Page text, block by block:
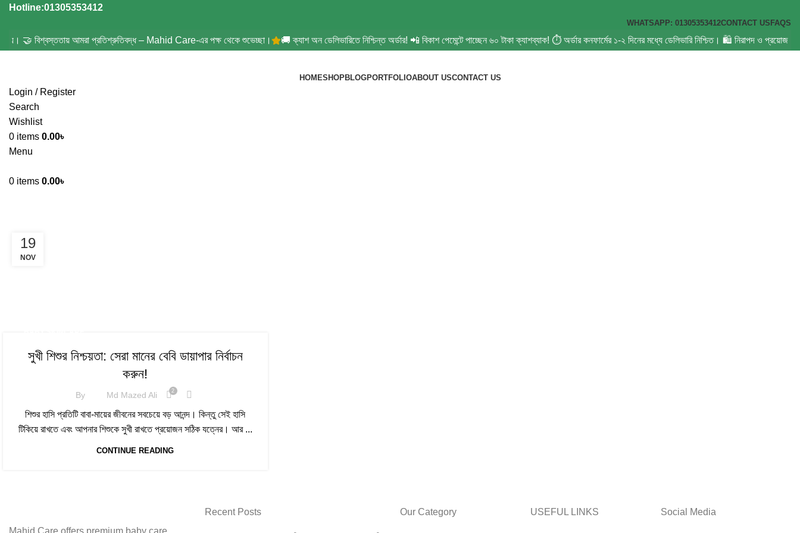
Hotline:01305353412
WHATSAPP: 01305353412CONTACT US FAQS
🤝 বিশ্বস্ততায় আমরা প্রতিশ্রুতিবদ্ধ – Mahid Care-এর পক্ষ থেকে শুভেচ্ছা। 🚚 ক্যাশ অন ডেলিভারিতে নিশ্চিন্ত অর্ডার! 📲 বিকাশ পেমেন্টে পাচ্ছেন ৬০ টাকা ক্যাশব্যাক! ⏱️ অর্ডার কনফার্মের ১-২ দিনের মধ্যে ডেলিভারি নিশ্চিত। 🛍️ নিরাপদ ও
HOMESHOPBLOGPORTFOLIOABOUT USCONTACT US
Login / Register
Search
Wishlist
0 items 0.00৳
Menu
0 items 0.00৳
19
NOV
সুখী শিশুর নিশ্চয়তা: সেরা মানের বেবি ডায়াপার নির্বাচন
করুন!
By Md Mazed Ali 2
শিশুর হাসি প্রতিটি বাবা-মায়ের জীবনের সবচেয়ে বড় আনন্দ। কিন্তু সেই হাসি
টিকিয়ে রাখতে এবং আপনার শিশুকে সুখী রাখতে প্রয়োজন সঠিক যত্নের। আর ...
CONTINUE READING
Mahid Care offers premium baby care
Recent Posts Our Category USEFUL LINKS Social Media